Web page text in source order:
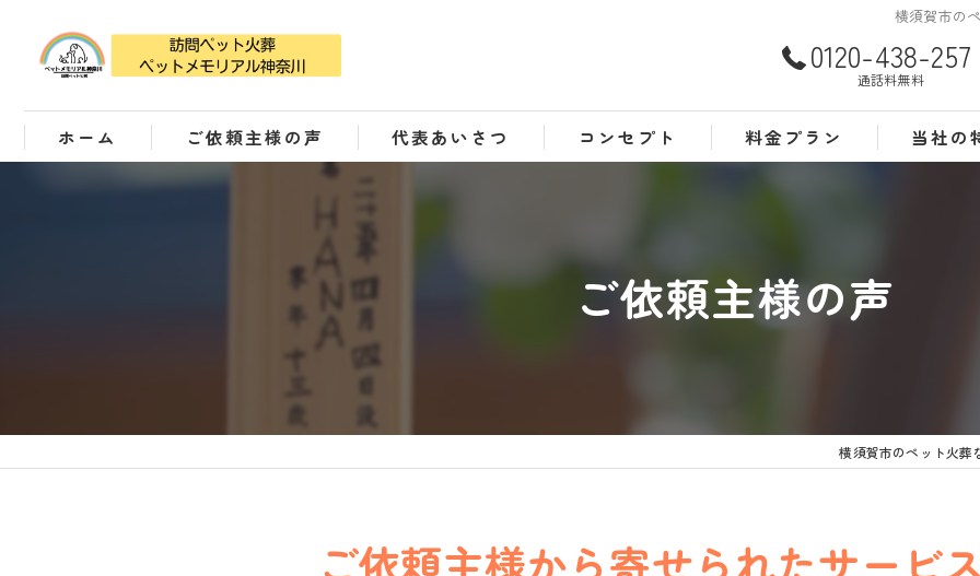
横須賀市の
0120-438-257
通話料無料
ホーム ご依頼主様の声 代表あいさつ コンセプト 料金プラン 当社の
ご依頼主様の声
横須賀市のペット火葬
ご依頼主様から寄せられたサービ